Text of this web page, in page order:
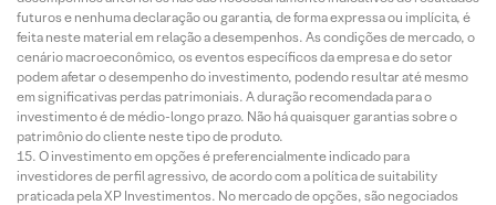
futuros e nenhuma declaração ou garantia, de forma expressa ou implícita, é
feita neste material em relação a desempenhos. As condições de mercado, o
cenário macroeconômico, os eventos específicos da empresa e do setor
podem afetar o desempenho do investimento, podendo resultar até mesmo
em significativas perdas patrimoniais. A duração recomendada para o
investimento é de médio-longo prazo. Não há quaisquer garantias sobre o
patrimônio do cliente neste tipo de produto.
O investimento em opções é preferencialmente indicado para
investidores de perfil agressivo, de acordo com a política de suitability
praticada pela XP Investimentos. No mercado de opções, são negociados